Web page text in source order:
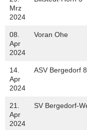
Mrz
2024
08.
Apr
2024
Voran Ohe
14.
Apr
2024
ASV Bergedorf
21.
Apr
2024
SV Bergedorf-